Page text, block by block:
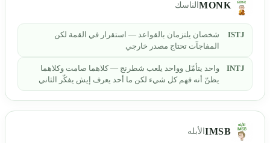
MONK الناسك
ISTJ
شخصان يلتزمان بالقواعد — استقرار في القمة لكن
المفاجآت تحتاج مصدر خارجي
INTJ
واحد يتأمّل وواحد يلعب شطرنج — كلاهما صامت وكلاهما
يظنّ أنه فهم كل شيء لكن ما أحد يعرف إيش يفكّر الثاني
IMSB الأبله